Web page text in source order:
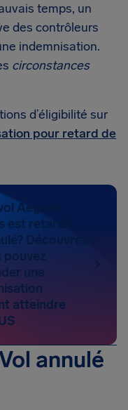
temps, un
des contrôleurs
indemnisation.
circonstances
d’éligibilité sur
pour retard de
Aegean
est retardé
Découvrez
une
atteindre
annulé